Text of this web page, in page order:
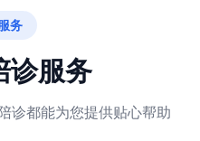
务
诊服务
诊都能为您提供贴心帮助